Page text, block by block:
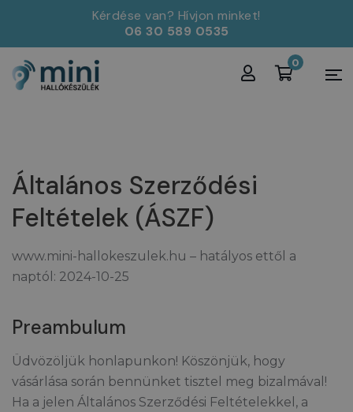
Kérdése van? Hívjon minket!
06 30 589 0535
0
Általános Szerződési
Feltételek (ÁSZF)
www.mini-hallokeszulek.hu – hatályos ettől a
naptól: 2024-10-25
Preambulum
Üdvözöljük honlapunkon! Köszönjük, hogy
vásárlása során bennünket tisztel meg bizalmával!
Ha a jelen Általános Szerződési Feltételekkel, a